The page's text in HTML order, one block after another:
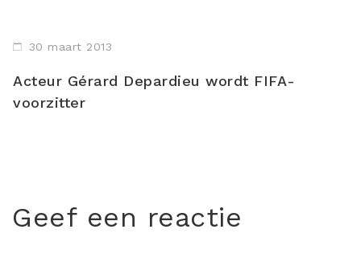
30 maart 2013
Acteur Gérard Depardieu wordt FIFA-
voorzitter
Geef een reactie